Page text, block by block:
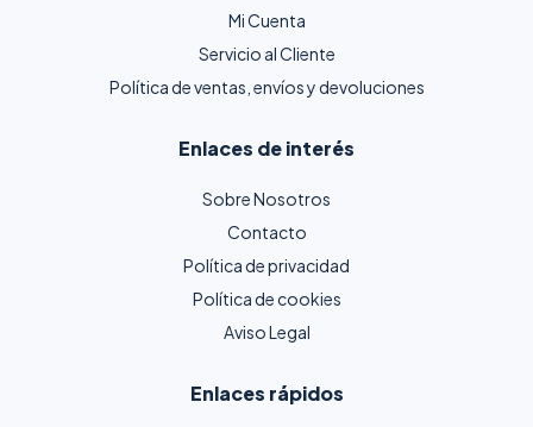
Mi Cuenta
Servicio al Cliente
Política de ventas, envíos y devoluciones
Enlaces de interés
Sobre Nosotros
Contacto
Política de privacidad
Política de cookies
Aviso Legal
Enlaces rápidos